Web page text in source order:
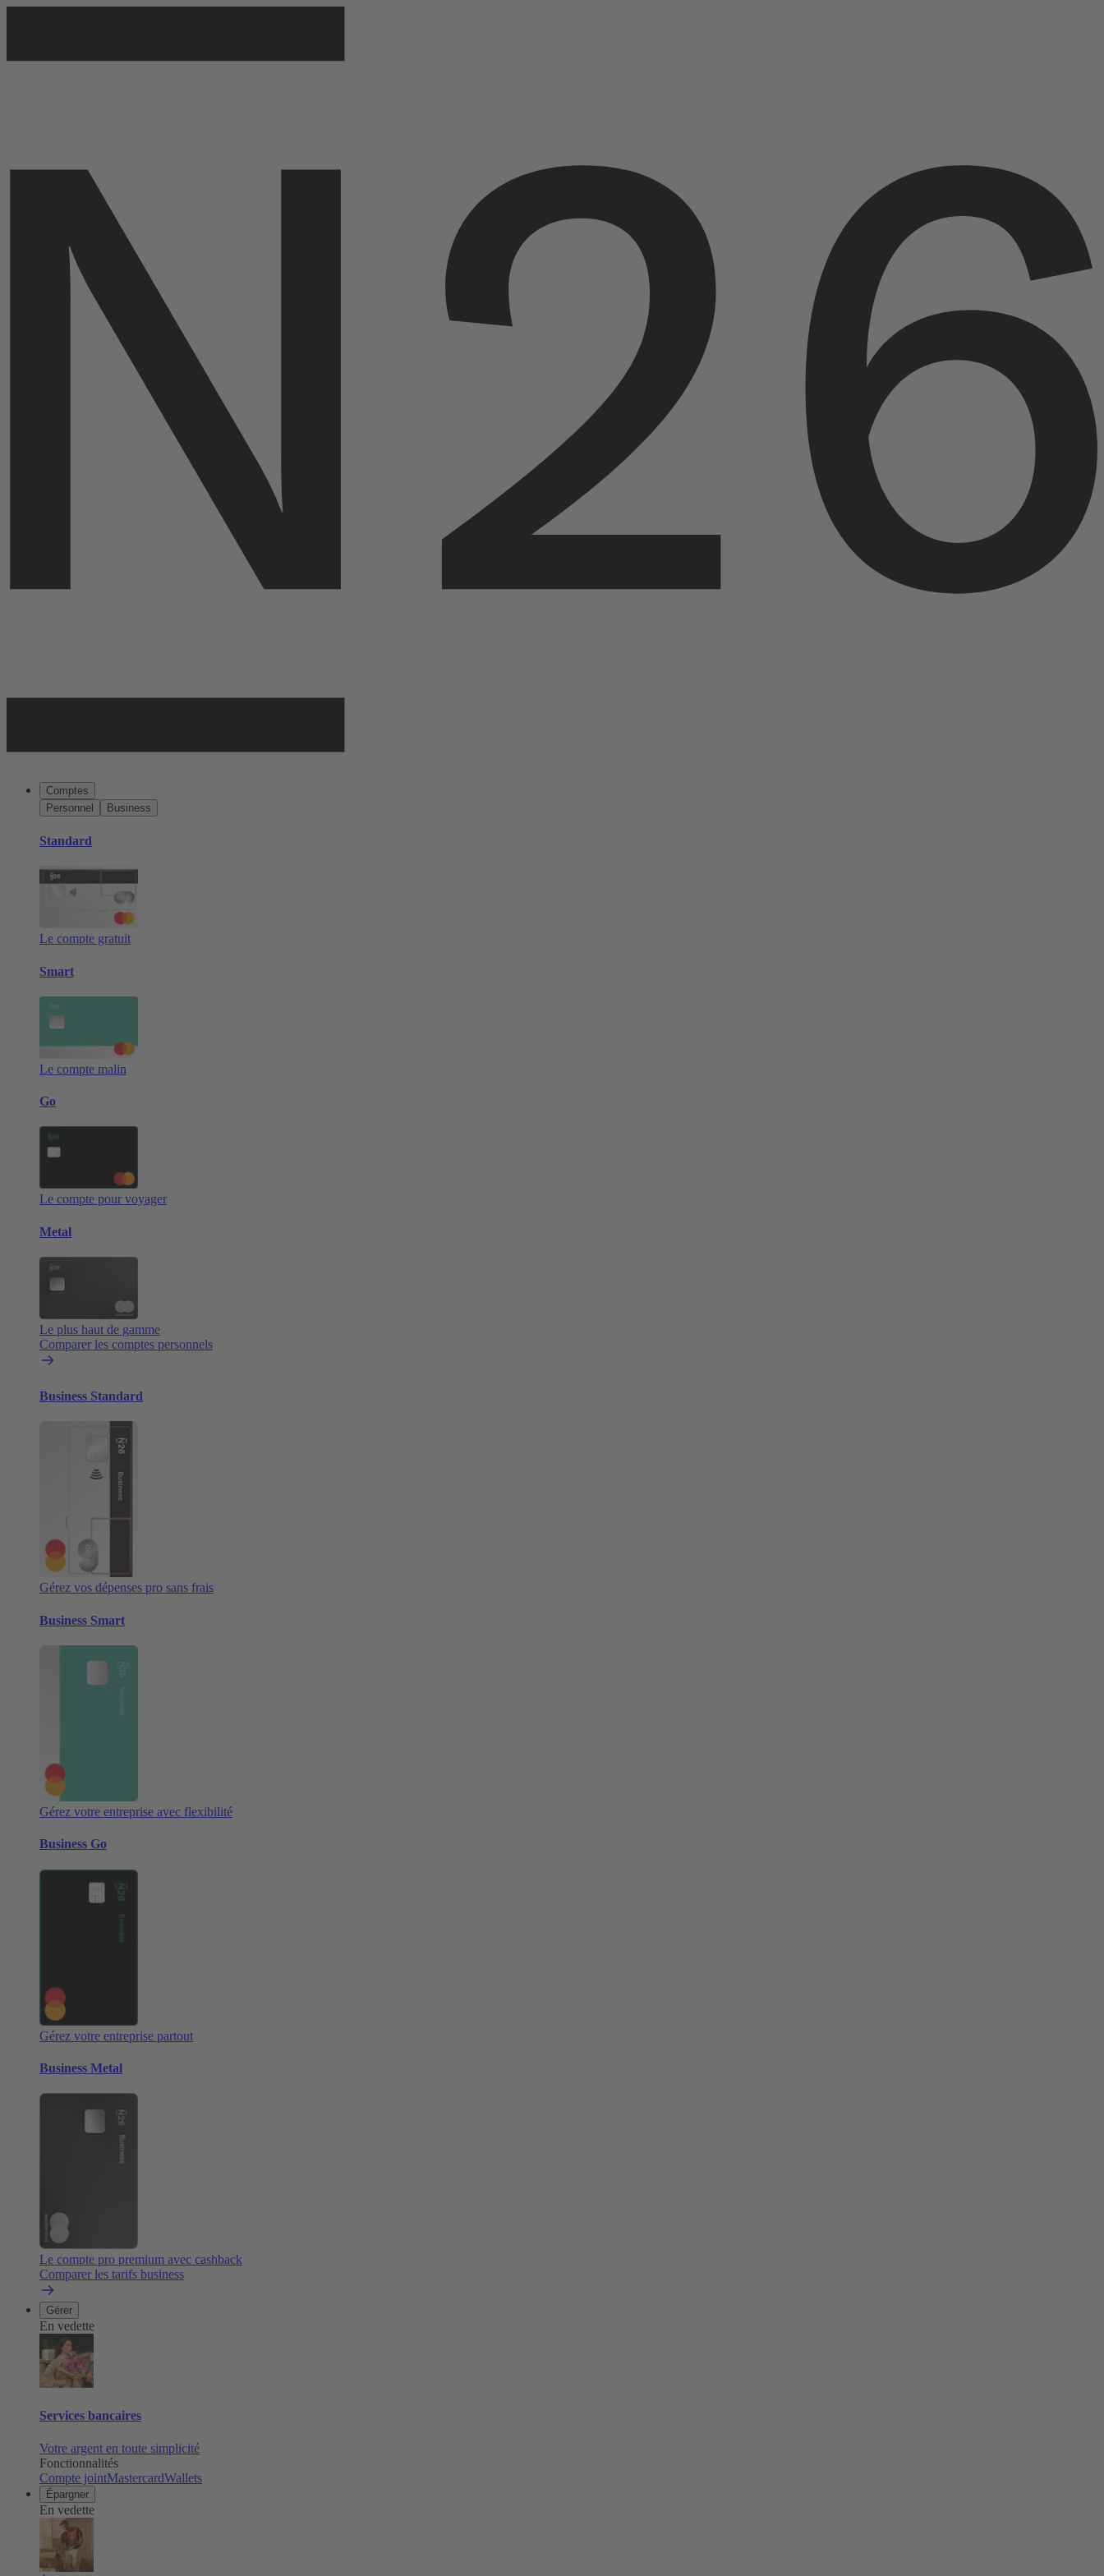
Comptes
Personnel
Business
Standard
Le compte gratuit
Smart
Le compte malin
Go
Le compte pour voyager
Metal
Le plus haut de gamme
Comparer les comptes personnels
Business Standard
Gérez vos dépenses pro sans frais
Business Smart
Gérez votre entreprise avec flexibilité
Business Go
Gérez votre entreprise partout
Business Metal
Le compte pro premium avec cashback
Comparer les tarifs business
Gérer
En vedette
Services bancaires
Votre argent en toute simplicité
Fonctionnalités
Compte jointMastercardWallets
Épargner
En vedette